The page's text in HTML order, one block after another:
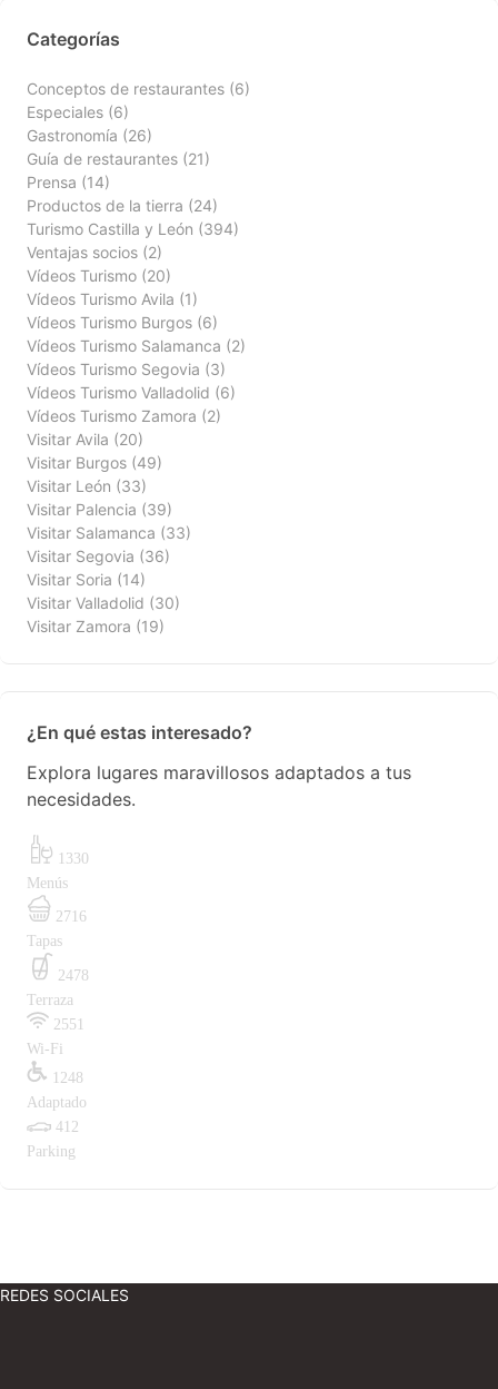
Categorías
Conceptos de restaurantes (6)
Especiales (6)
Gastronomía (26)
Guía de restaurantes (21)
Prensa (14)
Productos de la tierra (24)
Turismo Castilla y León (394)
Ventajas socios (2)
Vídeos Turismo (20)
Vídeos Turismo Avila (1)
Vídeos Turismo Burgos (6)
Vídeos Turismo Salamanca (2)
Vídeos Turismo Segovia (3)
Vídeos Turismo Valladolid (6)
Vídeos Turismo Zamora (2)
Visitar Avila (20)
Visitar Burgos (49)
Visitar León (33)
Visitar Palencia (39)
Visitar Salamanca (33)
Visitar Segovia (36)
Visitar Soria (14)
Visitar Valladolid (30)
Visitar Zamora (19)
¿En qué estas interesado?
Explora lugares maravillosos adaptados a tus
necesidades.
1330
Menús
2716
Tapas
2478
Terraza
2551
Wi-Fi
1248
Adaptado
412
Parking
REDES SOCIALES